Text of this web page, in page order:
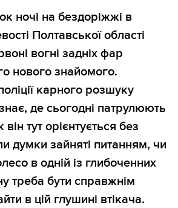
ночі на бездоріжжі в
Полтавської області
вогні задніх фар
нового знайомого.
карного розшуку
де сьогодні патрулюють
тут орієнтується без
думки зайняті питанням, чи
в одній із глибоченних
треба бути справжнім
в цій глушині втікача.